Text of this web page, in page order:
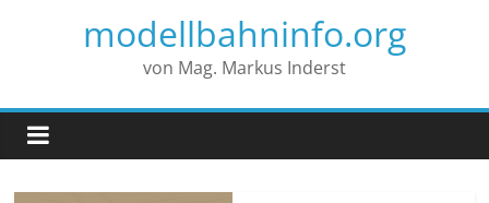
modellbahninfo.org
von Mag. Markus Inderst